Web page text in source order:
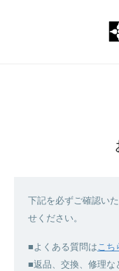
下記を必ずご確認い
せください。
■よくある質問はこち
■返品、交換、修理な